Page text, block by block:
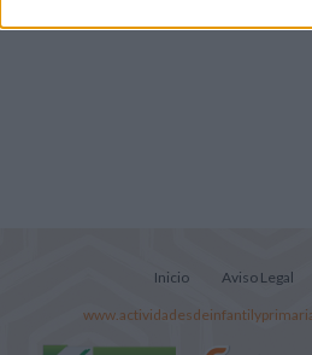
Inicio Aviso Legal